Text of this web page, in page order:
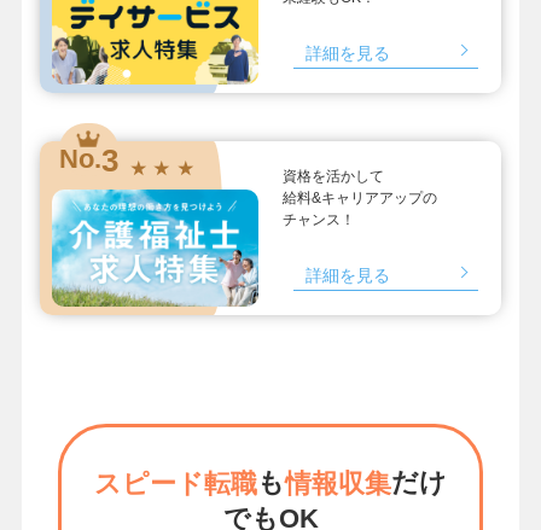
詳細を見る
No.3 ★ ★ ★
資格を活かして
給料&キャリアアップの
チャンス！
詳細を見る
スピード転職も情報収集だけ
でもOK